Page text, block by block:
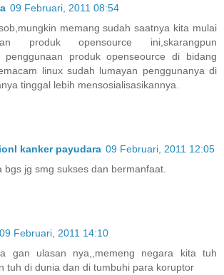
09 Februari, 2011 08:54
memang sudah saatnya kita mulai
produk opensource ini,skarangpun
penggunaan produk openseource di bidang
linux sudah lumayan penggunanya di
tinggal lebih mensosialisasikannya.
kanker payudara 09 Februari, 2011 12:05
bgs jg smg sukses dan bermanfaat.
09 Februari, 2011 14:10
gan ulasan nya,,memeng negara kita tuh
tuh di dunia dan di tumbuhi para koruptor